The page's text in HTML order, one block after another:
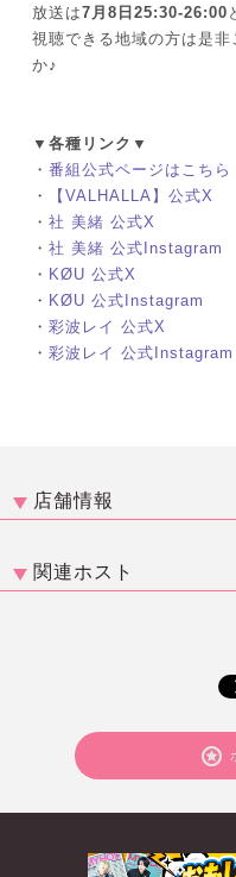
放送は7月8日25:30-26:00
視聴できる地域の方は是
か♪
▼各種リンク▼
・ 番組公式ページはこちら
・
【VALHALLA】公式X
・ 社 美緒 公式X
・ 社 美緒 公式Instagram
・ KØU 公式X
・ KØU 公式Instagram
・ 彩波レイ 公式X
・ 彩波レイ 公式Instagram
店舗情報
関連ホスト